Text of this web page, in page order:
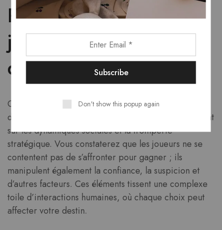
Psychologie des
joueurs dans les jeux
de mafia
Comprendre la psychologie des joueurs est crucial
dans les jeux de mafia, car ces titres reposent souvent
sur les dynamiques sociales et la tromperie
stratégique. Vous constaterez que les joueurs ne se
contentent pas de s’affronter pour gagner ; ils
manipulent également la confiance, la suspicion et
d’autres facteurs. Ces éléments tissent une complexe
toile d’interactions humaines, où chaque choix peut
affecter votre destin.
Don't show this popup again